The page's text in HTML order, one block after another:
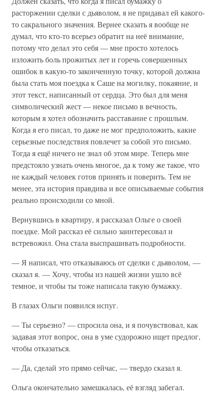
расторжении сделки с дьяволом, я не придавал ей какого-
то сакрального значения. Вернее сказать я вообще не
думал, что кто-то всерьез обратит на неё внимание,
потому что делал это себя — мне просто хотелось
изложить боль прожитых лет и горечь совершенных
ошибок в какую-то законченную точку, которой должна
была стать моя поездка к Саше на могилку, покаяние, и
этот текст, написанный от сердца. Это был для меня
символический жест — некое письмо в вечность,
которым я хотел обозначить расставание с прошлым.
Когда я его писал, то даже не мог предположить, какие
серьезные последствия повлечет за собой это письмо.
Тогда я ещё ничего не знал об этом мире. Теперь мне
предстояло узнать очень многое, да к тому же такое, что
не каждый человек готов принять и поверить. Тем не
менее, эта история правдива и все описываемые события
реально происходили со мной.
Вернувшись в квартиру, я рассказал Ольге о своей
поездке. Мой рассказ её сильно заинтересовал и
встревожил. Она стала выспрашивать подробности.
— Я написал, что отказываюсь от сделки с дьяволом, —
сказал я. — Хочу, чтобы из нашей жизни ушло всё
темное, и чтобы ты тоже написала такую бумажку.
В глазах Ольги появился испуг.
— Ты серьезно? — спросила она, и я почувствовал, как
задавая этот вопрос, она в уме судорожно ищет предлог,
чтобы отказаться.
— Да, сделай это прямо сейчас, — твердо сказал я.
Ольга окончательно замешкалась, её взгляд забегал.